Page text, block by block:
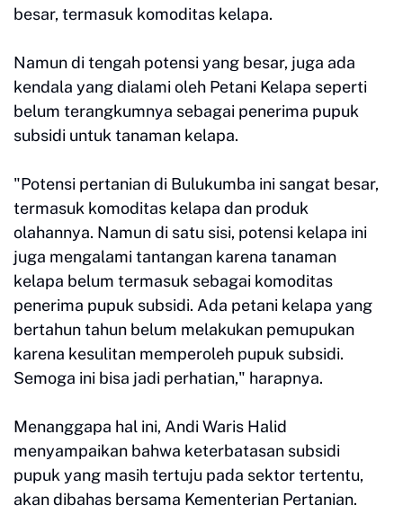
besar, termasuk komoditas kelapa.
Namun di tengah potensi yang besar, juga ada
kendala yang dialami oleh Petani Kelapa seperti
belum terangkumnya sebagai penerima pupuk
subsidi untuk tanaman kelapa.
"Potensi pertanian di Bulukumba ini sangat besar,
termasuk komoditas kelapa dan produk
olahannya. Namun di satu sisi, potensi kelapa ini
juga mengalami tantangan karena tanaman
kelapa belum termasuk sebagai komoditas
penerima pupuk subsidi. Ada petani kelapa yang
bertahun tahun belum melakukan pemupukan
karena kesulitan memperoleh pupuk subsidi.
Semoga ini bisa jadi perhatian," harapnya.
Menanggapa hal ini, Andi Waris Halid
menyampaikan bahwa keterbatasan subsidi
pupuk yang masih tertuju pada sektor tertentu,
akan dibahas bersama Kementerian Pertanian.